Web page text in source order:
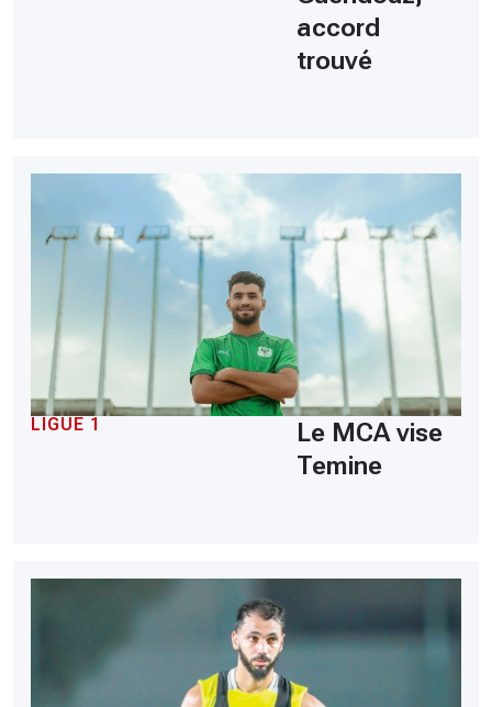
accord
trouvé
LIGUE 1
Le MCA vise
Temine